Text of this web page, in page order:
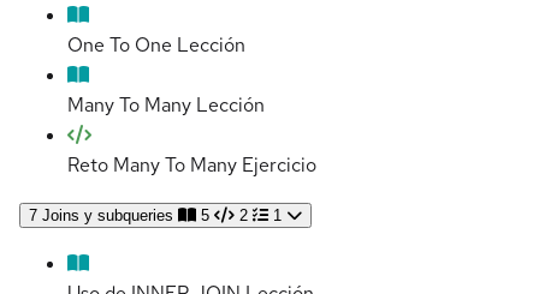
One To One Lección
Many To Many Lección
Reto Many To Many Ejercicio
7 Joins y subqueries 5 2 1